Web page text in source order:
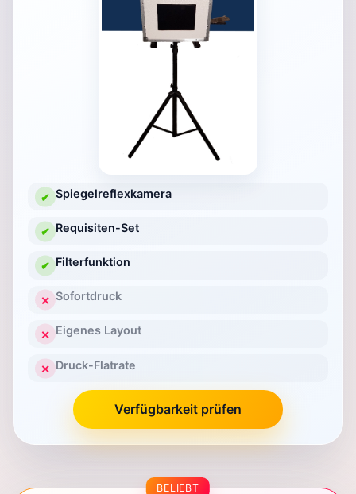
✔ Spiegelreflexkamera
✔ Requisiten-Set
✔ Filterfunktion
✕ Sofortdruck
✕ Eigenes Layout
✕ Druck-Flatrate
Verfügbarkeit prüfen
BELIEBT